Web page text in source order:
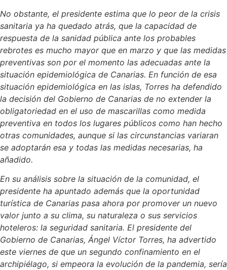
No obstante, el presidente estima que lo peor de la crisis
sanitaria ya ha quedado atrás, que la capacidad de
respuesta de la sanidad pública ante los probables
rebrotes es mucho mayor que en marzo y que las medidas
preventivas son por el momento las adecuadas ante la
situación epidemiológica de Canarias. En función de esa
situación epidemiológica en las islas, Torres ha defendido
la decisión del Gobierno de Canarias de no extender la
obligatoriedad en el uso de mascarillas como medida
preventiva en todos los lugares públicos como han hecho
otras comunidades, aunque si las circunstancias variaran
se adoptarán esa y todas las medidas necesarias, ha
añadido.
En su análisis sobre la situación de la comunidad, el
presidente ha apuntado además que la oportunidad
turística de Canarias pasa ahora por promover un nuevo
valor junto a su clima, su naturaleza o sus servicios
hoteleros: la seguridad sanitaria. El presidente del
Gobierno de Canarias, Ángel Víctor Torres, ha advertido
este viernes de que un segundo confinamiento en el
archipiélago, si empeora la evolución de la pandemia, sería